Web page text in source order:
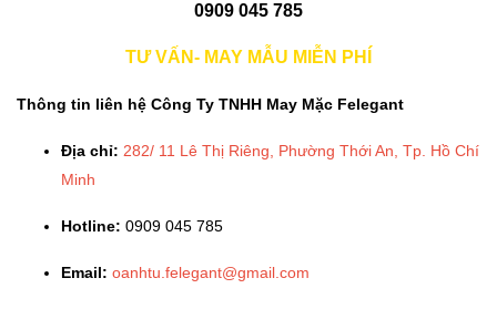
0909 045 785
TƯ VẤN- MAY MẪU MIỄN PHÍ
Thông tin liên hệ Công Ty TNHH May Mặc Felegant
Địa chỉ: 282/ 11 Lê Thị Riêng, Phường Thới An, Tp. Hồ Chí
Minh
Hotline: 0909 045 785
Email: oanhtu.felegant@gmail.com